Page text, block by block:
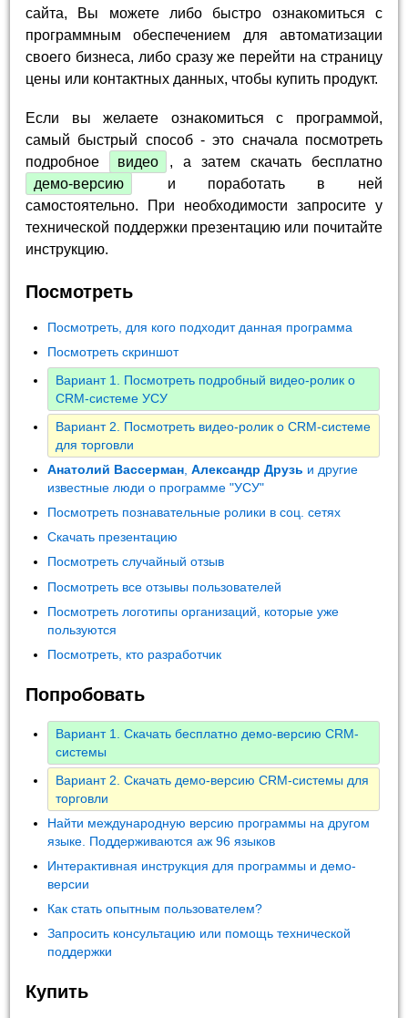
сайта, Вы можете либо быстро ознакомиться с
программным обеспечением для автоматизации
своего бизнеса, либо сразу же перейти на страницу
цены или контактных данных, чтобы купить продукт.
Если вы желаете ознакомиться с программой,
самый быстрый способ - это сначала посмотреть
подробное
видео
, а затем скачать бесплатно
демо-версию
и поработать в ней
самостоятельно. При необходимости запросите у
технической поддержки презентацию или почитайте
инструкцию.
Посмотреть
Посмотреть, для кого подходит данная программа
Посмотреть скриншот
Вариант 1. Посмотреть подробный видео-ролик о
CRM-системе УСУ
Вариант 2. Посмотреть видео-ролик о CRM-системе
для торговли
Анатолий Вассерман ,Александр Друзь и другие
известные люди о программе "УСУ"
Посмотреть познавательные ролики в соц. сетях
Скачать презентацию
Посмотреть случайный отзыв
Посмотреть все отзывы пользователей
Посмотреть логотипы организаций, которые уже
пользуются
Посмотреть, кто разработчик
Попробовать
Вариант 1. Скачать бесплатно демо-версию CRM-
системы
Вариант 2. Скачать демо-версию CRM-системы для
торговли
Найти международную версию программы на другом
языке. Поддерживаются аж 96 языков
Интерактивная инструкция для программы и демо-
версии
Как стать опытным пользователем?
Запросить консультацию или помощь технической
поддержки
Купить